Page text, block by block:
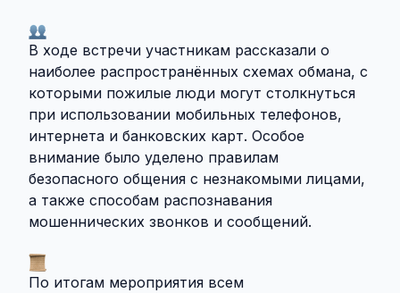
В ходе встречи участникам рассказали о
наиболее распространённых схемах обмана, с
которыми пожилые люди могут столкнуться
при использовании мобильных телефонов,
интернета и банковских карт. Особое
внимание было уделено правилам
безопасного общения с незнакомыми лицами,
а также способам распознавания
мошеннических звонков и сообщений.
По итогам мероприятия всем